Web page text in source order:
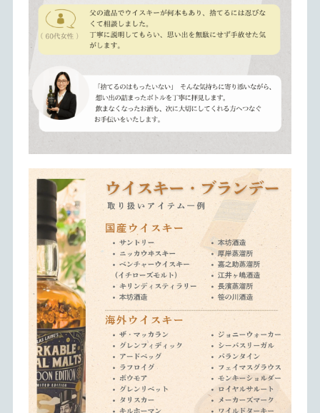
鑑定士歴10年以上の専門スタッフが在籍。ブランド、時